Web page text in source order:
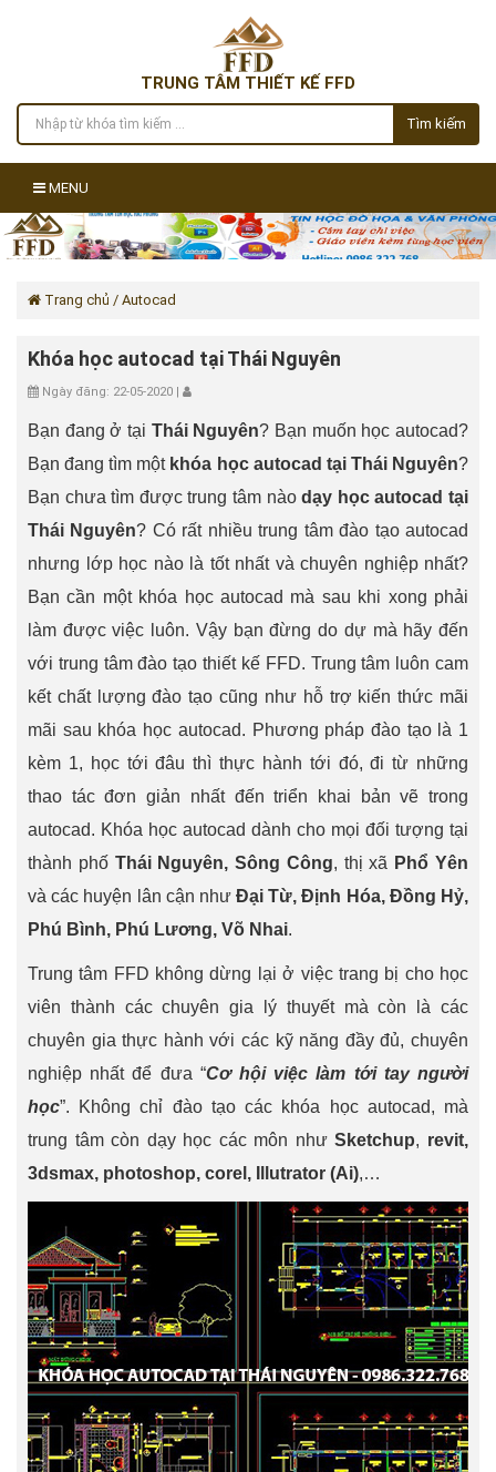
TRUNG TÂM THIẾT KẾ FFD
Tìm kiếm
MENU
Trang chủ / Autocad
Khóa học autocad tại Thái Nguyên
Ngày đăng: 22-05-2020 |
Bạn đang ở tại Thái Nguyên? Bạn muốn học autocad?
Bạn đang tìm một khóa học autocad tại Thái Nguyên?
Bạn chưa tìm được trung tâm nàodạy học autocad tại
Thái Nguyên? Có rất nhiều trung tâm đào tạo autocad
nhưng lớp học nào là tốt nhất và chuyên nghiệp nhất?
Bạn cần một khóa học autocad mà sau khi xong phải
làm được việc luôn. Vậy bạn đừng do dự mà hãy đến
với trung tâm đào tạo thiết kế FFD. Trung tâm luôn cam
kết chất lượng đào tạo cũng như hỗ trợ kiến thức mãi
mãi sau khóa học autocad. Phương pháp đào tạo là 1
kèm 1, học tới đâu thì thực hành tới đó, đi từ những
thao tác đơn giản nhất đến triển khai bản vẽ trong
autocad. Khóa học autocad dành cho mọi đối tượng tại
thành phố Thái Nguyên, Sông Công, thị xã Phổ Yên
và các huyện lân cận nhưĐại Từ, Định Hóa, Đồng Hỷ,
Phú Bình, Phú Lương, Võ Nhai.
Trung tâm FFD không dừng lại ở việc trang bị cho học
viên thành các chuyên gia lý thuyết mà còn là các
chuyên gia thực hành với các kỹ năng đầy đủ, chuyên
nghiệp nhất để đưa “Cơ hội việc làm tới tay người
học”. Không chỉ đào tạo các khóa học autocad, mà
trung tâm còn dạy học các môn nhưSketchup, revit,
3dsmax, photoshop, corel, Illutrator (Ai),…